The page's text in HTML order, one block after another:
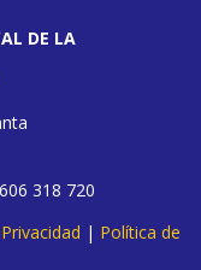
DE LA
318 720
| Política de